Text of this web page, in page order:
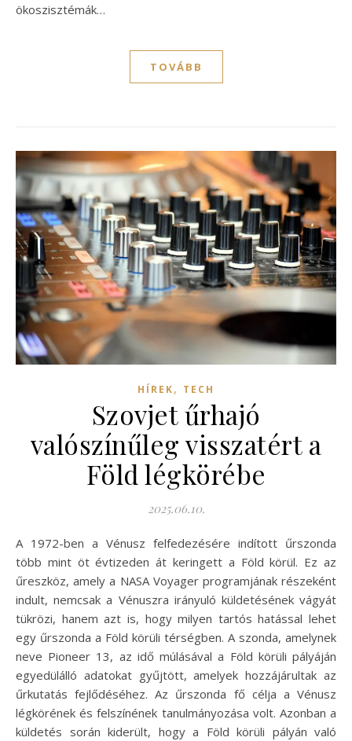
ökoszisztémák…
TOVÁBB
HÍREK, TECH
Szovjet űrhajó
valószínűleg visszatért a
Föld légkörébe
2025.06.10.
A 1972-ben a Vénusz felfedezésére indított űrszonda
több mint öt évtizeden át keringett a Föld körül. Ez az
űreszköz, amely a NASA Voyager programjának részeként
indult, nemcsak a Vénuszra irányuló küldetésének vágyát
tükrözi, hanem azt is, hogy milyen tartós hatással lehet
egy űrszonda a Föld körüli térségben. A szonda, amelynek
neve Pioneer 13, az idő múlásával a Föld körüli pályáján
egyedülálló adatokat gyűjtött, amelyek hozzájárultak az
űrkutatás fejlődéséhez. Az űrszonda fő célja a Vénusz
légkörének és felszínének tanulmányozása volt. Azonban a
küldetés során kiderült, hogy a Föld körüli pályán való